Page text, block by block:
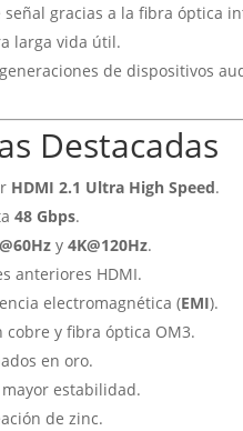
gracias a la fibra óptica
larga vida útil.
de dispositivos
Destacadas
HDMI 2.1 Ultra High Speed.
48 Gbps.
y4K@120Hz.
anteriores HDMI.
electromagnética (EMI).
y fibra óptica OM3.
en oro.
estabilidad.
de zinc.